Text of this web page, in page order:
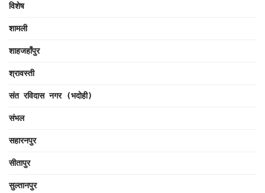
विशेष
शामली
शाहजहाँपुर
श्रावस्ती
संत रविदास नगर (भदोही)
संभल
सहारनपुर
सीतापुर
सुल्तानपुर